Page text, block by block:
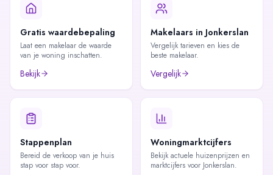
Gratis waardebepaling
Laat een makelaar de waarde
van je woning inschatten.
Bekijk
Makelaars in Jonkerslan
Vergelijk tarieven en kies de
beste makelaar.
Vergelijk
Stappenplan
Bereid de verkoop van je huis
stap voor stap voor.
Woningmarktcijfers
Bekijk actuele huizenprijzen en
marktcijfers voor Jonkerslan.